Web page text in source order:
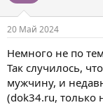
ы
20 Май 2024
Немного не по
Так случилось,
мужчину, и
(dok34.ru, только